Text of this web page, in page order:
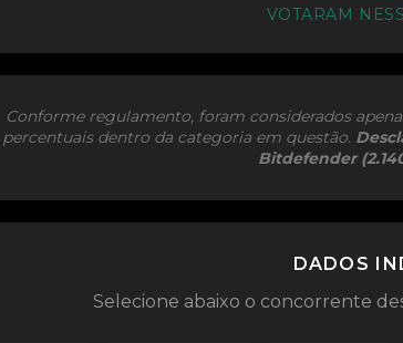
VOTARAM
Conforme regulamento, foram considerados
percentuais dentro da categoria em questão.
Bitdefender
DADOS
Selecione abaixo o concorrente